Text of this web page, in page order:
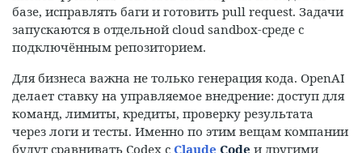
базе, исправлять баги и готовить pull request. Задачи
запускаются в отдельной cloud sandbox-среде с
подключённым репозиторием.
Для бизнеса важна не только генерация кода. OpenAI
делает ставку на управляемое внедрение: доступ для
команд, лимиты, кредиты, проверку результата
через логи и тесты. Именно по этим вещам компании
будут сравнивать Codex с Claude Code и другими